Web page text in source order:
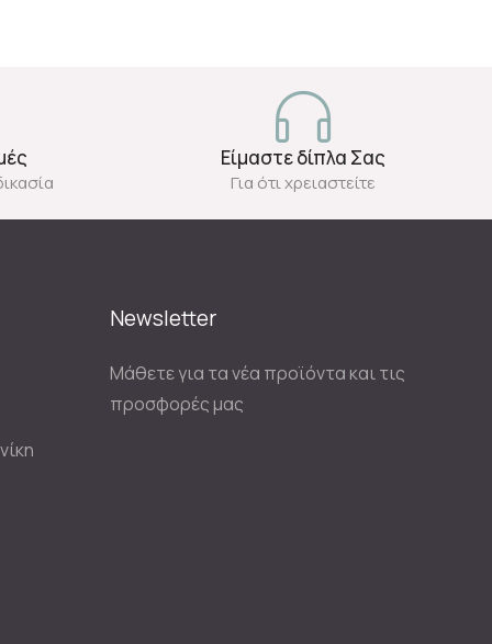
Είμαστε δίπλα Σας
Για ότι χρειαστείτε
Newsletter
Μάθετε για τα νέα προϊόντα και τις
προσφορές μας